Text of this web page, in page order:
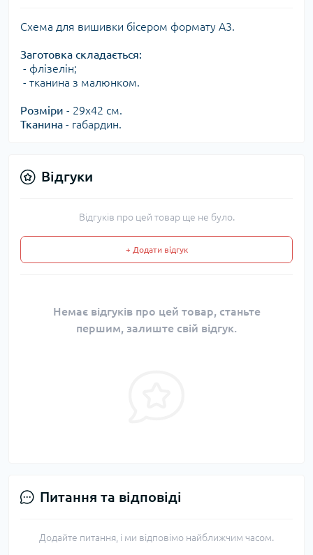
Схема для вишивки бісером формату А3.
Заготовка складається:
- флізелін;
- тканина з малюнком.
Розміри - 29х42 см.
Тканина - габардин.
Відгуки
Відгуків про цей товар ще не було.
+ Додати відгук
Немає відгуків про цей товар, станьте
першим, залиште свій відгук.
Питання та відповіді
Додайте питання, і ми відповімо найближчим часом.